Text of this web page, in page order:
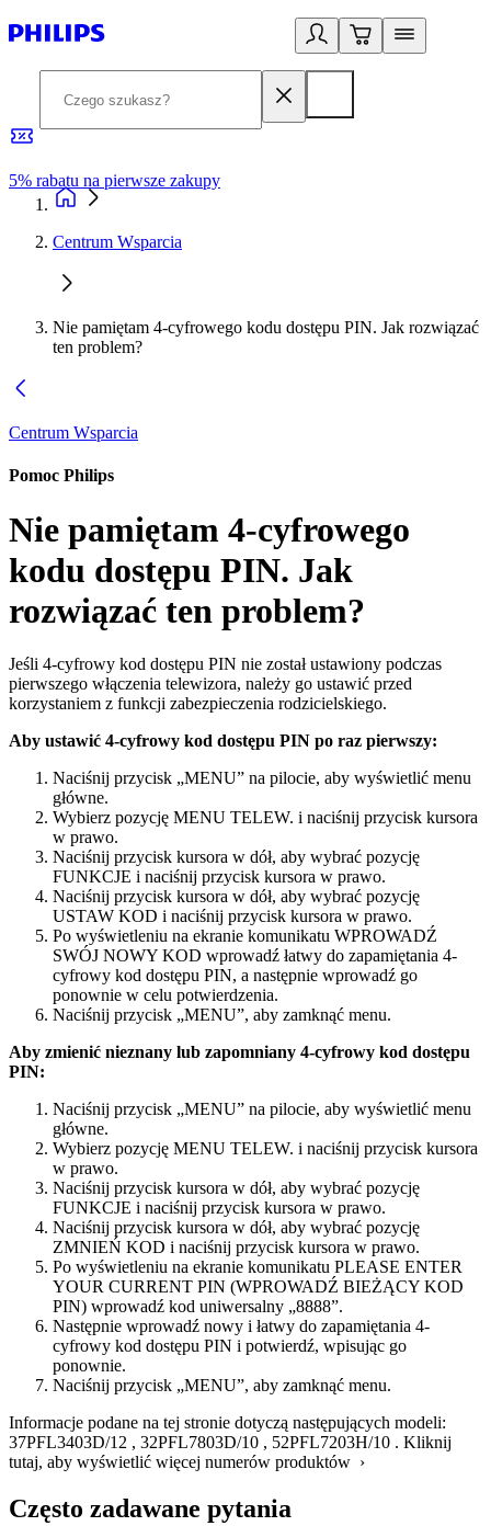
5% rabatu na pierwsze zakupy
Centrum Wsparcia
Nie pamiętam 4-cyfrowego kodu dostępu PIN. Jak rozwiązać
ten problem?
Centrum Wsparcia
Pomoc Philips
Nie pamiętam 4-cyfrowego
kodu dostępu PIN. Jak
rozwiązać ten problem?
Jeśli 4-cyfrowy kod dostępu PIN nie został ustawiony podczas
pierwszego włączenia telewizora, należy go ustawić przed
korzystaniem z funkcji zabezpieczenia rodzicielskiego.
Aby ustawić 4-cyfrowy kod dostępu PIN po raz pierwszy:
Naciśnij przycisk „MENU” na pilocie, aby wyświetlić menu
główne.
Wybierz pozycję MENU TELEW. i naciśnij przycisk kursora
w prawo.
Naciśnij przycisk kursora w dół, aby wybrać pozycję
FUNKCJE i naciśnij przycisk kursora w prawo.
Naciśnij przycisk kursora w dół, aby wybrać pozycję
USTAW KOD i naciśnij przycisk kursora w prawo.
Po wyświetleniu na ekranie komunikatu WPROWADŹ
SWÓJ NOWY KOD wprowadź łatwy do zapamiętania 4-
cyfrowy kod dostępu PIN, a następnie wprowadź go
ponownie w celu potwierdzenia.
Naciśnij przycisk „MENU”, aby zamknąć menu.
Aby zmienić nieznany lub zapomniany 4-cyfrowy kod dostępu
PIN:
Naciśnij przycisk „MENU” na pilocie, aby wyświetlić menu
główne.
Wybierz pozycję MENU TELEW. i naciśnij przycisk kursora
w prawo.
Naciśnij przycisk kursora w dół, aby wybrać pozycję
FUNKCJE i naciśnij przycisk kursora w prawo.
Naciśnij przycisk kursora w dół, aby wybrać pozycję
ZMNIEŃ KOD i naciśnij przycisk kursora w prawo.
Po wyświetleniu na ekranie komunikatu PLEASE ENTER
YOUR CURRENT PIN (WPROWADŹ BIEŻĄCY KOD
PIN) wprowadź kod uniwersalny „8888”.
Następnie wprowadź nowy i łatwy do zapamiętania 4-
cyfrowy kod dostępu PIN i potwierdź, wpisując go
ponownie.
Naciśnij przycisk „MENU”, aby zamknąć menu.
Informacje podane na tej stronie dotyczą następujących modeli:
37PFL3403D/12 , 32PFL7803D/10 , 52PFL7203H/10 . Kliknij
tutaj, aby wyświetlić więcej numerów produktów ›
Często zadawane pytania